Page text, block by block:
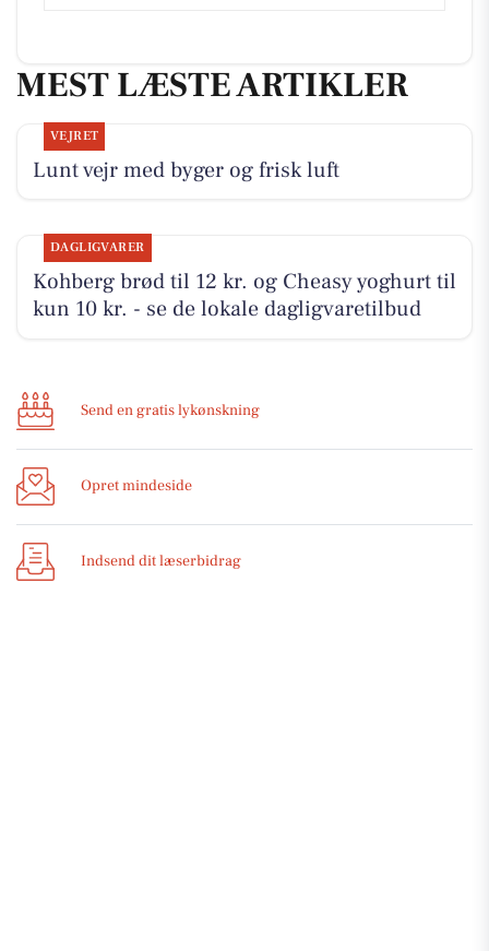
MEST LÆSTE ARTIKLER
VEJRET
Lunt vejr med byger og frisk luft
DAGLIGVARER
Kohberg brød til 12 kr. og Cheasy yoghurt til
kun 10 kr. - se de lokale dagligvaretilbud
Send en gratis lykønskning
Opret mindeside
Indsend dit læserbidrag